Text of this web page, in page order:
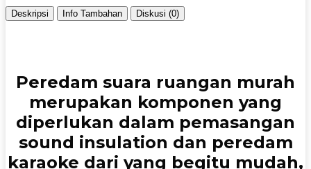
Deskripsi Info Tambahan Diskusi (0)
Peredam suara ruangan murah
merupakan komponen yang
diperlukan dalam pemasangan
sound insulation dan peredam
karaoke dari yang begitu mudah,